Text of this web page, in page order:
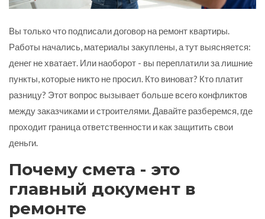
Вы только что подписали договор на ремонт квартиры.
Работы начались, материалы закуплены, а тут выясняется:
денег не хватает. Или наоборот - вы переплатили за лишние
пункты, которые никто не просил. Кто виноват? Кто платит
разницу? Этот вопрос вызывает больше всего конфликтов
между заказчиками и строителями. Давайте разберемся, где
проходит граница ответственности и как защитить свои
деньги.
Почему смета - это
главный документ в
ремонте